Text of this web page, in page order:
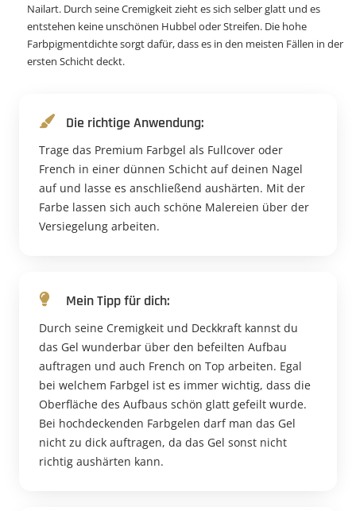
Nailart. Durch seine Cremigkeit zieht es sich selber glatt und es
entstehen keine unschönen Hubbel oder Streifen. Die hohe
Farbpigmentdichte sorgt dafür, dass es in den meisten Fällen in der
ersten Schicht deckt.
Die richtige Anwendung:
Trage das Premium Farbgel als Fullcover oder
French in einer dünnen Schicht auf deinen Nagel
auf und lasse es anschließend aushärten. Mit der
Farbe lassen sich auch schöne Malereien über der
Versiegelung arbeiten.
Mein Tipp für dich:
Durch seine Cremigkeit und Deckkraft kannst du
das Gel wunderbar über den befeilten Aufbau
auftragen und auch French on Top arbeiten. Egal
bei welchem Farbgel ist es immer wichtig, dass die
Oberfläche des Aufbaus schön glatt gefeilt wurde.
Bei hochdeckenden Farbgelen darf man das Gel
nicht zu dick auftragen, da das Gel sonst nicht
richtig aushärten kann.